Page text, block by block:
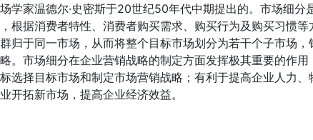
学家温德尔·史密斯于20世纪50年代中期提出的。市场细分
根据消费者特性、消费者购买需求、购买行为及购买习惯等
归于同一市场，从而将整个目标市场划分为若干个子市场，
。市场细分在企业营销战略的制定方面发挥极其重要的作用
选择目标市场和制定市场营销战略；有利于提高企业人力、
开拓新市场，提高企业经济效益。